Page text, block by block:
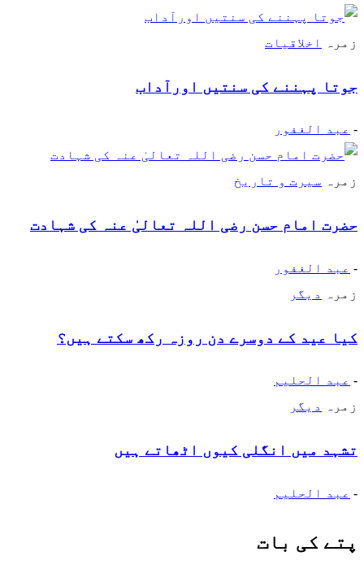
زمرہ اخلاقیات
جوتا پہننے کی سنتیں اورآداب
- عبد الغفور
زمرہ سیرت و تاریخ
حضرت امام حسن رضی اللہ تعالیٰ عنہ کی شہادت
- عبد الغفور
زمرہ
دیگر
کیا عید کے دوسرے دن روزہ رکھ سکتے ہیں؟
- عبد الحلیم
زمرہ
دیگر
تشہد میں انگلی کیوں اٹھاتے ہیں
- عبد الحلیم
پتے کی بات